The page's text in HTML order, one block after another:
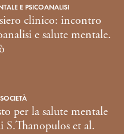
E PSICOANALISI
clinico: incontro
e salute mentale.
per la salute mentale
S.Thanopulos et al.